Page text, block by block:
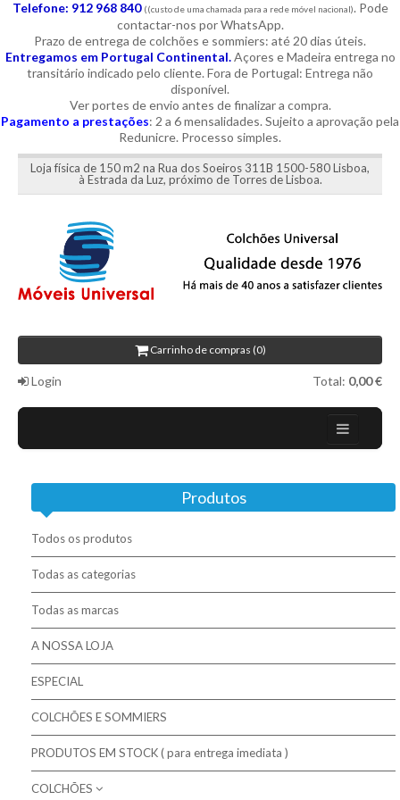
Telefone: 912 968 840 ((custo de uma chamada para a rede móvel nacional). Pode
contactar-nos por WhatsApp.
Prazo de entrega de colchões e sommiers: até 20 dias úteis.
Entregamos em Portugal Continental.Açores e Madeira entrega no
transitário indicado pelo cliente. Fora de Portugal: Entrega não
disponível.
Ver portes de envio antes de finalizar a compra.
Pagamento a prestações: 2 a 6 mensalidades. Sujeito a aprovação pela
Redunicre. Processo simples.
Loja física de 150 m2 na Rua dos Soeiros 311B 1500-580 Lisboa,
à Estrada da Luz, próximo de Torres de Lisboa.
Carrinho de compras (0)
Login Total: 0,00 €
Campanhas
Mobiliário Moderno
Contactos
Colchões / Matelas / Mattesses
Bases / Sommiers
Cabeceiras
Complementos para descanso
Produtos
Todos os produtos
Todas as categorias
Todas as marcas
A NOSSA LOJA
ESPECIAL
COLCHÕES E SOMMIERS
PRODUTOS EM STOCK ( para entrega imediata )
COLCHÕES